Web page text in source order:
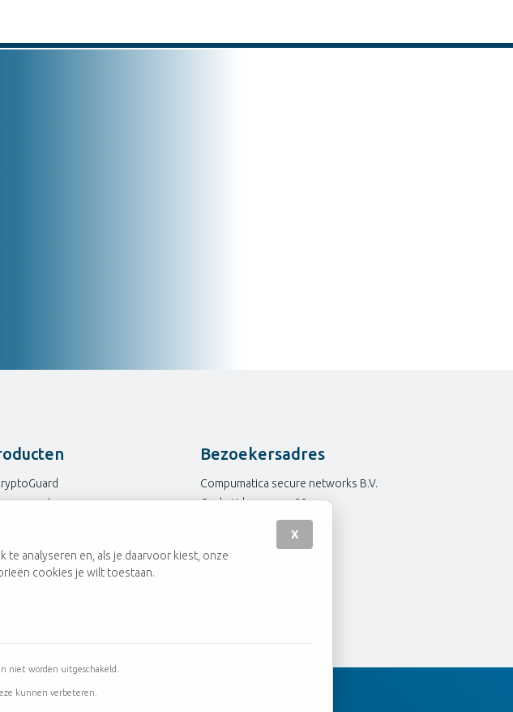
Gateway
Bezoekersadres
Compumatica secure networks B.V.
Oude Udenseweg 29
X
analyseren en, als je daarvoor kiest, onze
cookies je wilt toestaan.
niet worden uitgeschakeld.
kunnen verbeteren.